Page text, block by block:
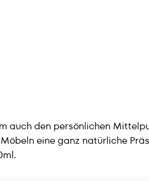
auch den persönlichen
eine ganz natürliche